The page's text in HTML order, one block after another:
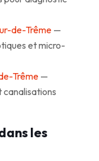
de-Trême —
et micro-
Trême —
les